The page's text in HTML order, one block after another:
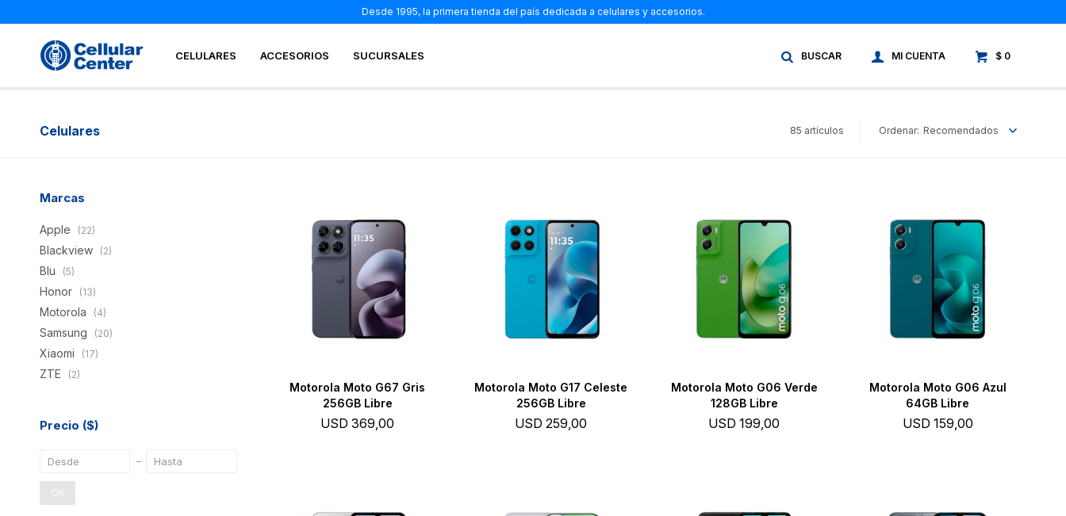
CELULARES ACCESORIOS SUCURSALES $ 0
Desde 1995, la primera tienda del país dedicada a celulares y accesorios.
Celulares 85 artículos Recomendados
Motorola Moto G67 Gris
256GB Libre
USD 369,00
Motorola Moto G17 Celeste
256GB Libre
USD 259,00
Motorola Moto G06 Verde
128GB Libre
USD 199,00
Motorola Moto G06 Azul
64GB Libre
USD 159,00
Marcas
Apple (22)
Blackview (2)
Blu (5)
Honor (13)
Motorola (4)
Samsung (20)
Xiaomi (17)
ZTE (2)
Precio ($)
OK